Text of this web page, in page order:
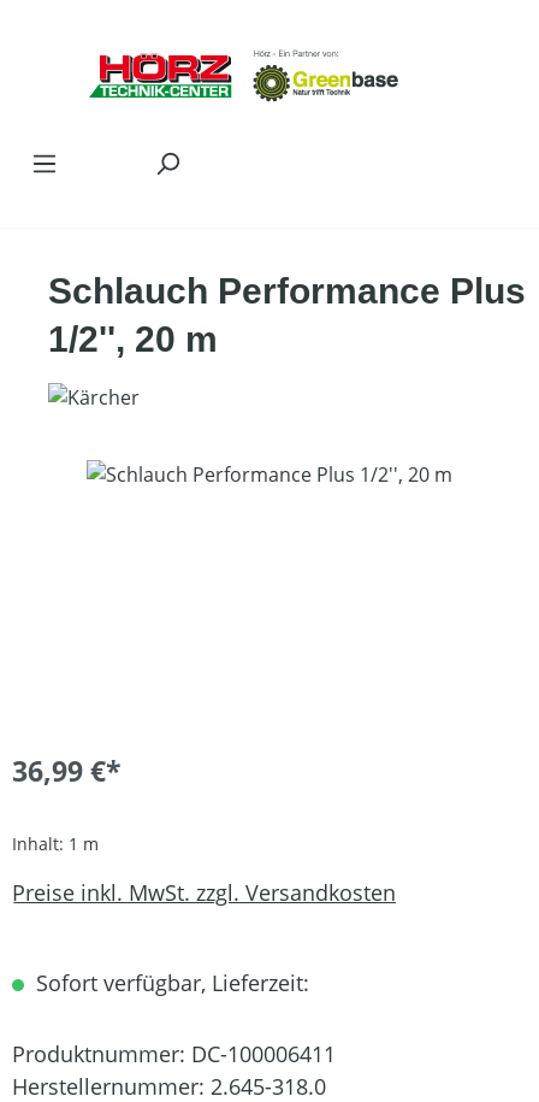
Schlauch Performance Plus
1/2'', 20 m
Bildergalerie überspringen
36,99 €*
Inhalt: 1 m
Preise inkl. MwSt. zzgl. Versandkosten
Sofort verfügbar, Lieferzeit:
Produktnummer: DC-100006411
Herstellernummer: 2.645-318.0